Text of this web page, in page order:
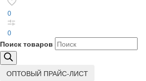
0
0
Поиск товаров
ОПТОВЫЙ ПРАЙС-ЛИСТ